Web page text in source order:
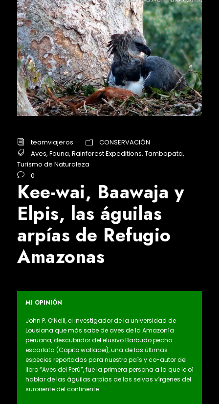
teamviajeros
CONSERVACIÓN
Aves, Fauna, Rainforest Expeditions, Tambopata,
Turismo de Naturaleza
0
Kee-wai, Baawaja y
Elpis, las águilas
arpías de Refugio
Amazonas
MI OPINIÓN
John P. O’Neill, el investigador de la universidad de
Lousiana que más sabe de aves de la Amazonía
peruana, descubridor del elusivo Barbudo pecho
escarlata (Capito wallacei), una de las últimas
especies reportadas para nuestro país y co-autor del
libro “Aves del Perú”, fue la primera persona a la que le oí
hablar de las águilas arpías de las selvas vírgenes del
suroriente del continente.